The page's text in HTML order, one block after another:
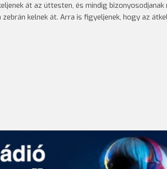
át az úttesten, és mindig bizonyosodjanak
kelnek át. Arra is figyeljenek, hogy az